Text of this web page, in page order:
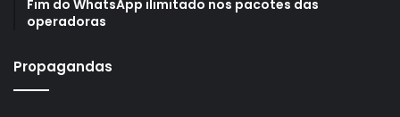
Fim do WhatsApp ilimitado nos pacotes das
operadoras
Propagandas